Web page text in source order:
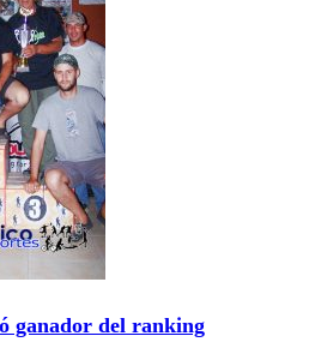
ganador del ranking